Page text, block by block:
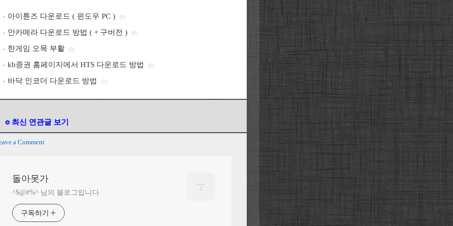
아이튠즈 다운로드 ( 윈도우 PC ) (0)
안카메라 다운로드 방법 ( + 구버전 ) (0)
한게임 오목 부활 (0)
kb증권 홈페이지에서 HTS 다운로드 방법 (0)
바닥 인코더 다운로드 방법 (0)
⌾ 최신 연관글 보기
a Comment
돌아못가
^$@#%^ 님의 블로그입니다.
구독하기